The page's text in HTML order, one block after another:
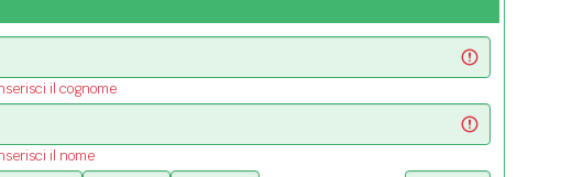
il cognome
il nome